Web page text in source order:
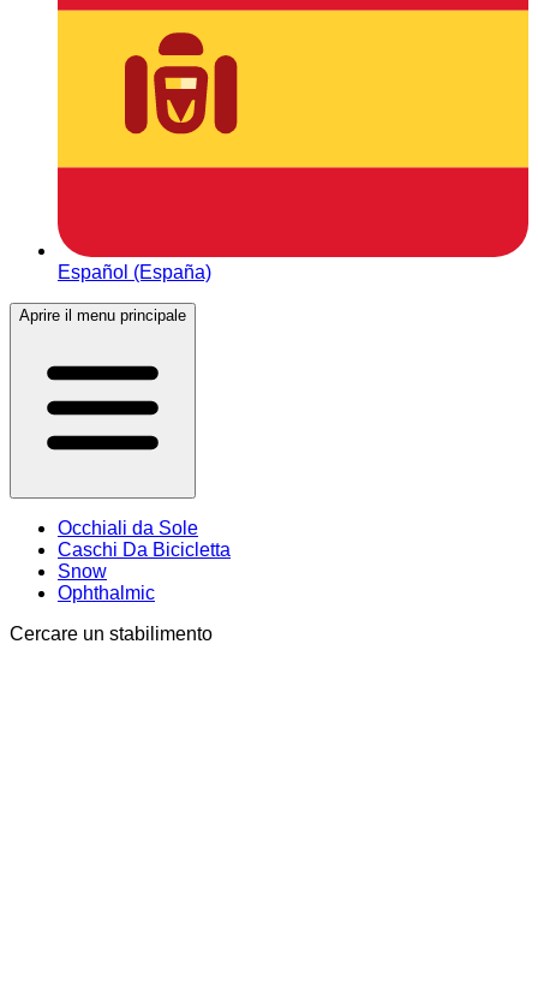
Español (España)
Aprire il menu principale
Occhiali da Sole
Caschi Da Bicicletta
Snow
Ophthalmic
Cercare un stabilimento